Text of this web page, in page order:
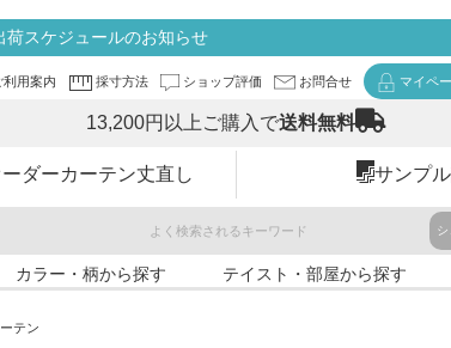
荷スケジュールのお知らせ
利用案内 採寸方法 ショップ評価 お問合せ マイペ
13,200円以上ご購入で送料無料
ダーカーテン丈直し サンプ
よく検索されるキーワード
カラー・柄から探す テイスト・部屋から探す
テン